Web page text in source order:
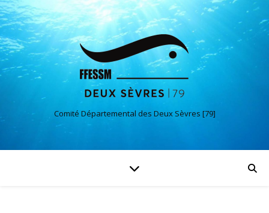
Comité Départemental des Deux Sèvres [79]